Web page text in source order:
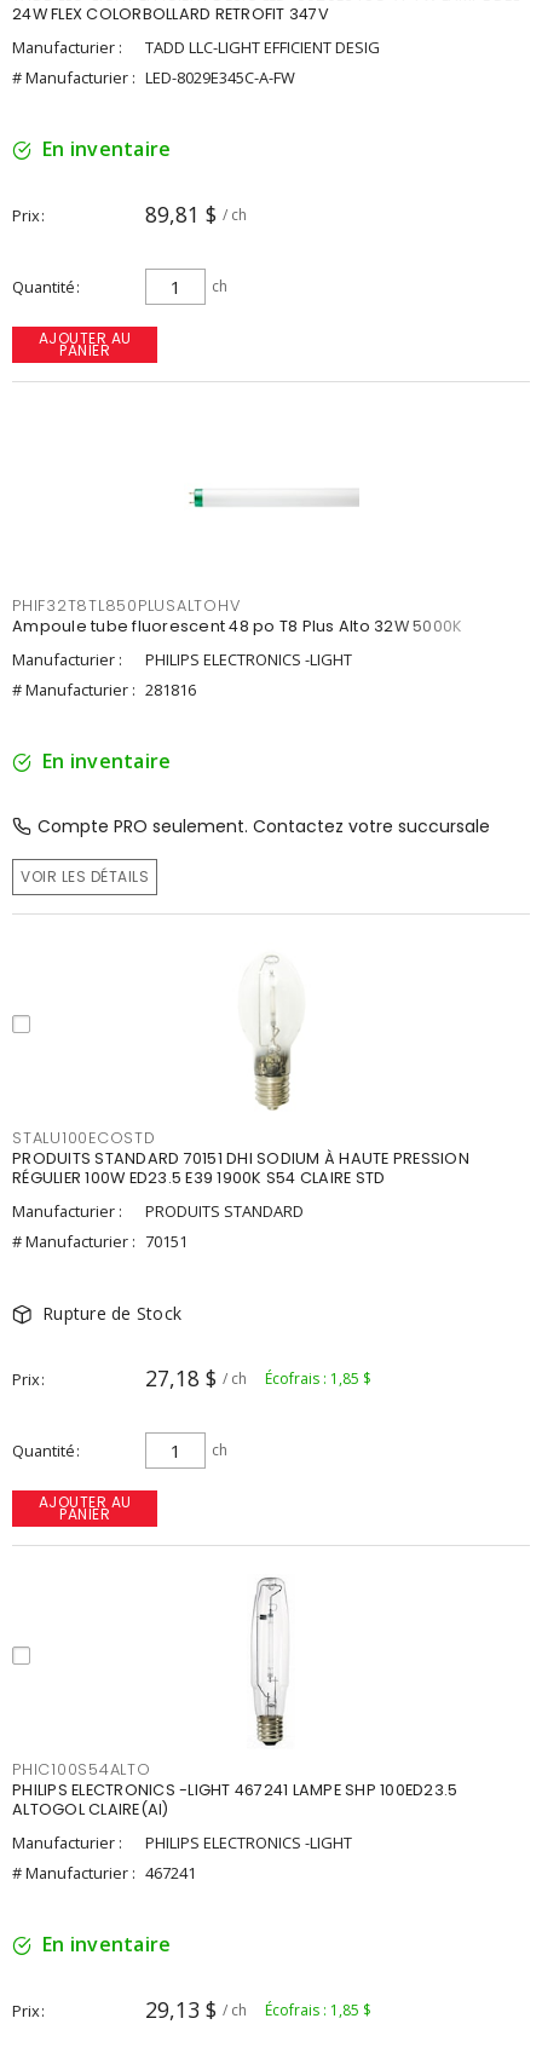
24W FLEX COLORBOLLARD RETROFIT 347V
Manufacturier :
TADD LLC-LIGHT EFFICIENT DESIG
# Manufacturier : LED-8029E345C-A-FW
En inventaire
Prix 89,81 $ / ch
Quantité ch
AJOUTER AU
PANIER
PHIF32T8TL850PLUSALTOHV
Ampoule tube fluorescent 48 po T8 Plus Alto 32W 5000K
Manufacturier :
PHILIPS ELECTRONICS -LIGHT
# Manufacturier : 281816
En inventaire
Compte PRO seulement. Contactez votre succursale
VOIR LES DÉTAILS
STALU100ECOSTD
PRODUITS STANDARD 70151 DHI SODIUM À HAUTE PRESSION
RÉGULIER 100W ED23.5 E39 1900K S54 CLAIRE STD
Manufacturier :
PRODUITS STANDARD
# Manufacturier : 70151
Rupture de Stock
Prix 27,18 $ / ch Écofrais : 1,85 $
Quantité ch
AJOUTER AU
PANIER
PHIC100S54ALTO
PHILIPS ELECTRONICS -LIGHT 467241 LAMPE SHP 100ED23.5
ALTOGOL CLAIRE(AI)
Manufacturier :
PHILIPS ELECTRONICS -LIGHT
# Manufacturier : 467241
En inventaire
Prix 29,13 $ / ch Écofrais : 1,85 $